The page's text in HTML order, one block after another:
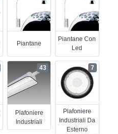
Piantane
Piantane Con
Led
Plafoniere
Industriali
43
Plafoniere
Industriali Da
Esterno
7